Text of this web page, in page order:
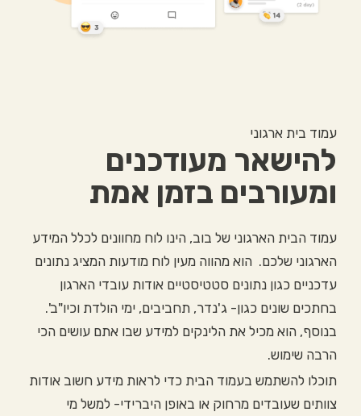
עמוד בית ארגוני
להישאר מעודכנים
ומעורבים בזמן אמת
עמוד הבית הארגוני של בוב, הינו לוח מחוונים לכלל המידע
הארגוני שלכם. הוא מהווה מעין לוח מודעות המציג נתונים
עדכניים כגון נתונים סטטיסטיים אודות עובדי הארגון
בחתכים שונים כגון- ג'נדר, תחביבים, ימי הולדת וכיו"ב'.
בנוסף, הוא מכיל את הלינקים למידע שבו אתם עושים הכי
הרבה שימוש.
תוכלו להשתמש בעמוד הבית כדי לראות מידע חשוב אודות
צוותים שעובדים מרחוק או באופן היברידי- למשל מי